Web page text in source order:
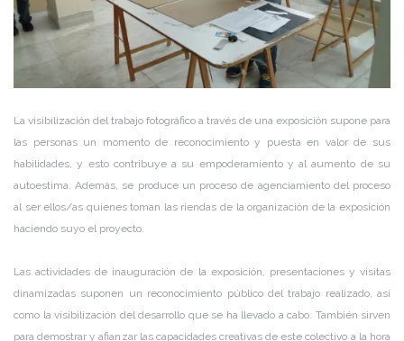
La visibilización del trabajo fotográfico a través de una exposición supone para
las personas un momento de reconocimiento y puesta en valor de sus
habilidades, y esto contribuye a su empoderamiento y al aumento de su
autoestima. Además, se produce un proceso de agenciamiento del proceso
al ser ellos/as quienes toman las riendas de la organización de la exposición
haciendo suyo el proyecto.
Las actividades de inauguración de la exposición, presentaciones y visitas
dinamizadas suponen un reconocimiento público del trabajo realizado, así
como la visibilización del desarrollo que se ha llevado a cabo. También sirven
para demostrar y afianzar las capacidades creativas de este colectivo a la hora